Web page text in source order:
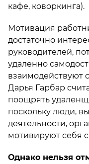
кафе, коворкинга).
Мотивация
достаточно
руководителей,
удаленно
взаимодействуют
Дарья Гарбар
поощрять
поскольку люди,
деятельности,
мотивируют себя
Однако нельзя